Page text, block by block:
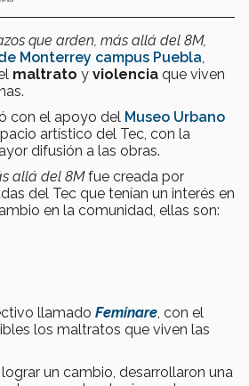
que arden, más allá del 8M,
Monterrey campus Puebla
maltrato y violencia que viven
con el apoyo del Museo Urbano
artístico del Tec, con la
difusión a las obras.
allá del 8Mfue creada por
del Tec que tenían un interés en
en la comunidad, ellas son:
llamado Feminare , con el
los maltratos que viven las
un cambio, desarrollaron una